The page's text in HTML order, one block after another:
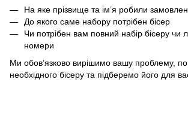
На яке прізвище та ім’я робили
До якого саме набору потрібен бісер
Чи потрібен вам повний набір бісеру чи
номери
Ми обов’язково вирішимо вашу проблему,
необхідного бісеру та підберемо його для